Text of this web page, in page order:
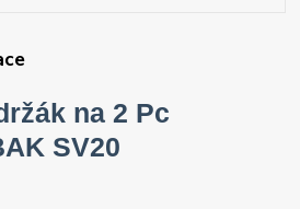
na 2 Pc
SV20